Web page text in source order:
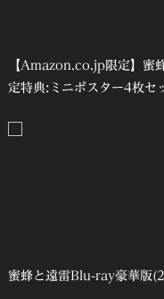
【Amazon.co.jp限定】
定特典:ミニポスター4枚セ
蜜蜂と遠雷Blu-ray豪華版